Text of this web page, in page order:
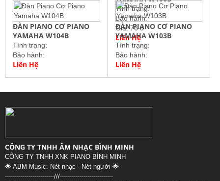
Tình trạng:
Bảo hành:
Giá: 76 đ
Liên Hệ
ĐÀN PIANO CƠ PIANO
YAMAHA W104B
Tình trạng:
Bảo hành:
Liên Hệ
ĐÀN PIANO CƠ PIANO
YAMAHA W103B
Tình trạng:
Bảo hành:
Liên Hệ
CÔNG TY TNHH ÂM NHẠC BÌNH MINH
CÔNG TY TNHH XNK PIANO BÌNH MINH
🌟 ABM Music: Nét nhạc - Nét người 🌟
-------------------------///---------------------------